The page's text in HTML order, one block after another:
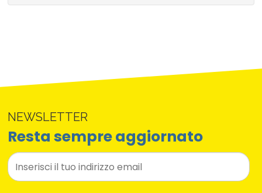
NEWSLETTER
Resta sempre aggiornato